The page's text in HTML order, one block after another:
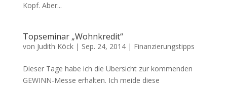
Kopf. Aber...
Topseminar „Wohnkredit“
von Judith Köck| Sep. 24, 2014| Finanzierungstipps
Dieser Tage habe ich die Übersicht zur kommenden
GEWINN-Messe erhalten. Ich meide diese